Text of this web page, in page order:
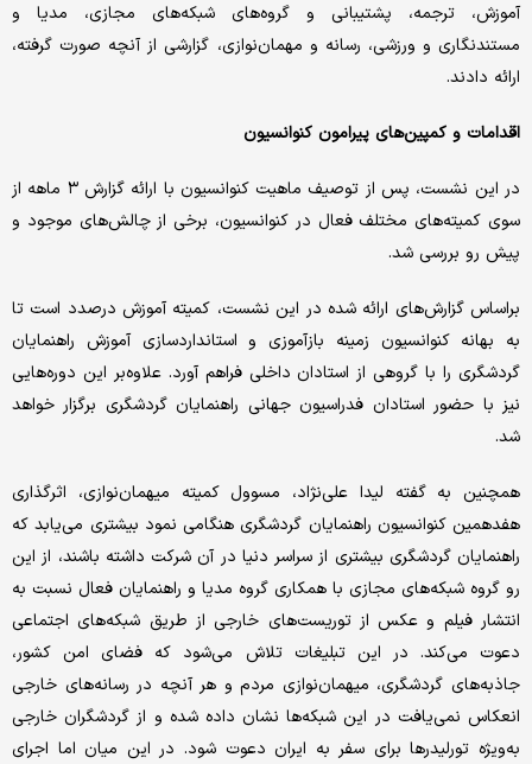
آموزش، ترجمه، پشتیبانی و گروه‌های شبکه‌های مجازی، مدیا و
مستندنگاری و ورزشی، رسانه و مهمان‌نوازی، گزارشی از آنچه صورت گرفته،
ارائه دادند.
اقدامات و کمپین‌های پیرامون کنوانسیون
در این نشست، پس از توصیف ماهیت کنوانسیون با ارائه گزارش ۳ ماهه از
سوی کمیته‌های مختلف فعال در کنوانسیون، برخی از چالش‌های موجود و
پیش رو بررسی شد.
براساس گزارش‌های ارائه شده در این نشست، کمیته آموزش درصدد است تا
به بهانه کنوانسیون زمینه بازآموزی و استانداردسازی آموزش راهنمایان
گردشگری را با گروهی از استادان داخلی فراهم آورد. علاوه‌بر این دوره‌هایی
نیز با حضور استادان فدراسیون جهانی راهنمایان گردشگری برگزار خواهد
شد.
همچنین به گفته لیدا علی‌نژاد، مسوول کمیته میهمان‌نوازی، اثرگذاری
هفدهمین کنوانسیون راهنمایان گردشگری هنگامی نمود بیشتری می‌یابد که
راهنمایان گردشگری بیشتری از سراسر دنیا در آن شرکت داشته باشند، از این
رو گروه شبکه‌های مجازی با همکاری گروه مدیا و راهنمایان فعال نسبت به
انتشار فیلم و عکس از توریست‌های خارجی از طریق شبکه‌های اجتماعی
دعوت می‌کند. در این تبلیغات تلاش می‌شود که فضای امن کشور،
جاذبه‌های گردشگری، میهمان‌نوازی مردم و هر آنچه در رسانه‌های خارجی
انعکاس نمی‌یافت در این شبکه‌ها نشان داده شده و از گردشگران خارجی
به‌ویژه تورلیدرها برای سفر به ایران دعوت شود. در این میان اما اجرای